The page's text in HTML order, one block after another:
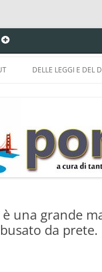
DELLE LEGGI E DEL
DEL COPYRIGHT E
ELENCO DELLE
è una grande
da prete.